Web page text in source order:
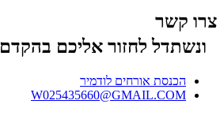
צרו קשר
ונשתדל לחזור אליכם בהקדם
הכנסת אורחים לודמיר
W025435660@GMAIL.COM